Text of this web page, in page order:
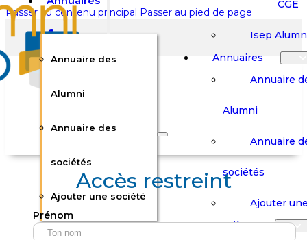
Passer au contenu principal Passer au pied de page
Rechercher sur le site
Rechercher
Annuaire des
Alumni
Annuaire des
sociétés
Ajouter une société
CGE
Isep
Annuaires
Annuaire
Alumni
Annuaire
sociétés
Ajouter
Carrières
Accès restreint
Prénom